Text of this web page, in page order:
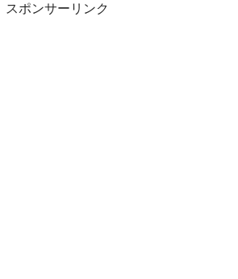
スポンサーリンク